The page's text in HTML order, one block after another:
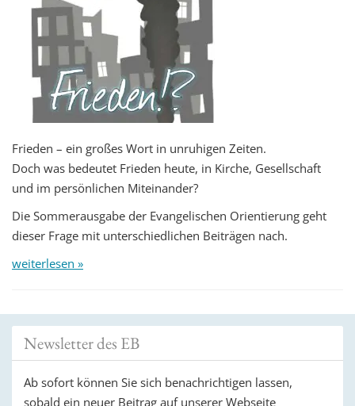
Frieden – ein großes Wort in unruhigen Zeiten.
Doch was bedeutet Frieden heute, in Kirche, Gesellschaft
und im persönlichen Miteinander?
Die Sommerausgabe der Evangelischen Orientierung geht
dieser Frage mit unterschiedlichen Beiträgen nach.
weiterlesen »
Newsletter des EB
Ab sofort können Sie sich benachrichtigen lassen,
sobald ein neuer Beitrag auf unserer Webseite